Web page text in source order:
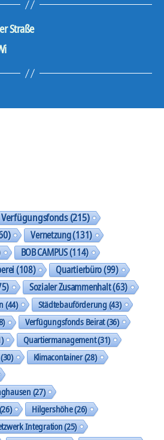
Straße
Verfügungsfonds(215)
Vernetzung(131)
BOB CAMPUS(114)
(108) Quartierbüro(99)
Sozialer Zusammenhalt(63)
(44) Städtebauförderung(43)
Verfügungsfonds Beirat(36)
Quartiermanagement(31)
(30) Klimacontainer(28)
(27)
Hilgershöhe(26)
Integration(25)